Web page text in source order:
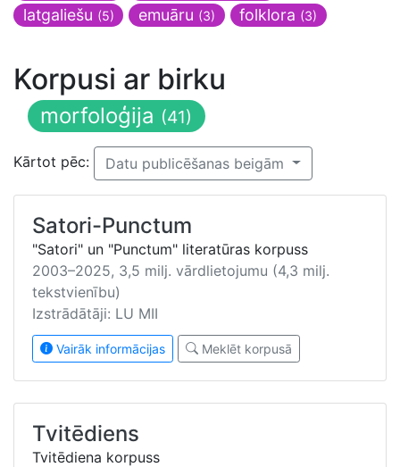
latgaliešu (5) emuāru (3) folklora (3)
Korpusi ar birku
morfoloģija (41)
Kārtot pēc: Datu publicēšanas beigām
Satori-Punctum
"Satori" un "Punctum" literatūras korpuss
2003–2025, 3,5 milj. vārdlietojumu (4,3 milj.
tekstvienību)
Izstrādātāji: LU MII
Vairāk informācijas Meklēt korpusā
Tvitēdiens
Tvitēdiena korpuss